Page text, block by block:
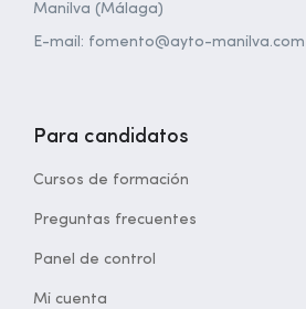
Manilva (Málaga)
E-mail: fomento@ayto-manilva.com
Para candidatos
Cursos de formación
Preguntas frecuentes
Panel de control
Mi cuenta